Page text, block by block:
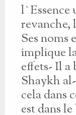
l`Essence
revanche,
Ses noms
implique
effets- Il a
Shaykh
cela dans
est dans